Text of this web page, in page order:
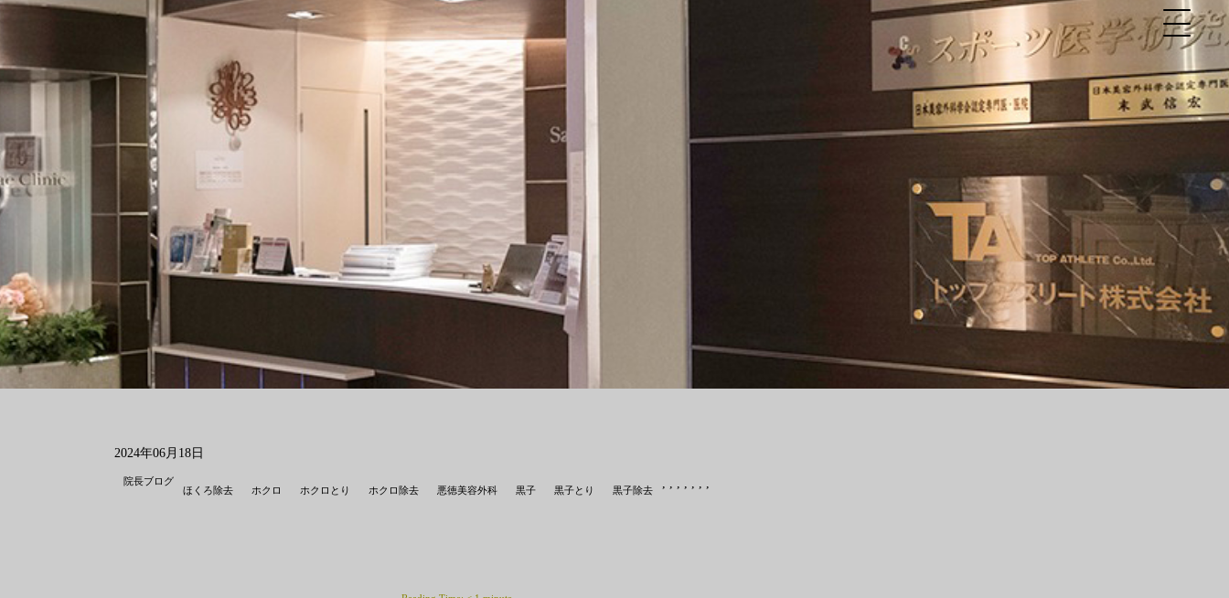
2024年06月18日
院長ブログ
ほくろ除去
,
ホクロ ,
ホクロとり ,
ホクロ除去 ,
悪徳美容外科 ,
黒子 ,
黒子とり ,
黒子除去